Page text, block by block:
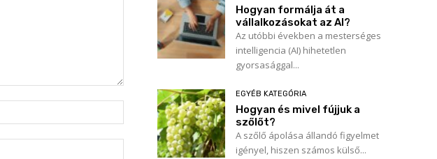
Hogyan formálja át a
vállalkozásokat az AI?
Az utóbbi években a mesterséges
intelligencia (AI) hihetetlen
gyorsasággal...
EGYÉB KATEGÓRIA
Hogyan és mivel fújjuk a
szőlőt?
A szőlő ápolása állandó figyelmet
igényel, hiszen számos külső...